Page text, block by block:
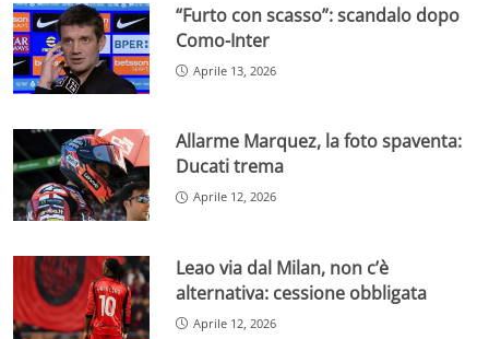
“Furto con scasso”: scandalo dopo
Como-Inter
Aprile 13, 2026
Allarme Marquez, la foto spaventa:
Ducati trema
Aprile 12, 2026
Leao via dal Milan, non c’è
alternativa: cessione obbligata
Aprile 12, 2026